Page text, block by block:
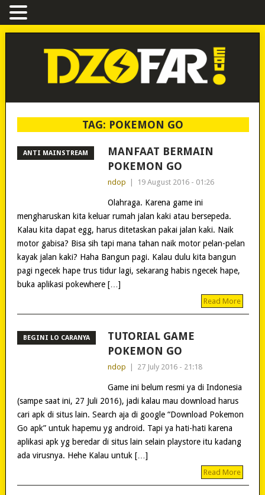
TAG: POKEMON GO
ANTI MAINSTREAM
MANFAAT BERMAIN
POKEMON GO
ndop 19 August 2016 - 01:26
Olahraga. Karena game ini
mengharuskan kita keluar rumah jalan kaki atau bersepeda.
Kalau kita dapat egg, harus ditetaskan pakai jalan kaki. Naik
motor gabisa? Bisa sih tapi mana tahan naik motor pelan-pelan
kayak jalan kaki? Haha Bangun pagi. Kalau dulu kita bangun
pagi ngecek hape trus tidur lagi, sekarang habis ngecek hape,
buka aplikasi pokewhere […]
Read More
BEGINI LO CARANYA
TUTORIAL GAME
POKEMON GO
ndop 27 July 2016 - 21:18
Game ini belum resmi ya di Indonesia
(sampe saat ini, 27 Juli 2016), jadi kalau mau download harus
cari apk di situs lain. Search aja di google “Download Pokemon
Go apk” untuk hapemu yg android. Tapi ya hati-hati karena
aplikasi apk yg beredar di situs lain selain playstore itu kadang
ada virusnya. Hehe Kalau untuk […]
Read More